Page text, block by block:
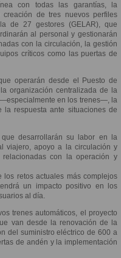
con todas las garantías, la
de tres nuevos perfiles
de 27 gestores (GELAR), que
al personal y gestionarán
con la circulación, la gestión
críticos como las puertas de
operarán desde el Puesto de
organización centralizada de la
en los trenes—, la
respuesta ante situaciones de
desarrollarán su labor en la
viajero, apoyo a la circulación y
con la operación y
retos actuales más complejos
un impacto positivo en los
al día.
trenes automáticos, el proyecto
van desde la renovación de la
del suministro eléctrico de 600 a
de andén y la implementación